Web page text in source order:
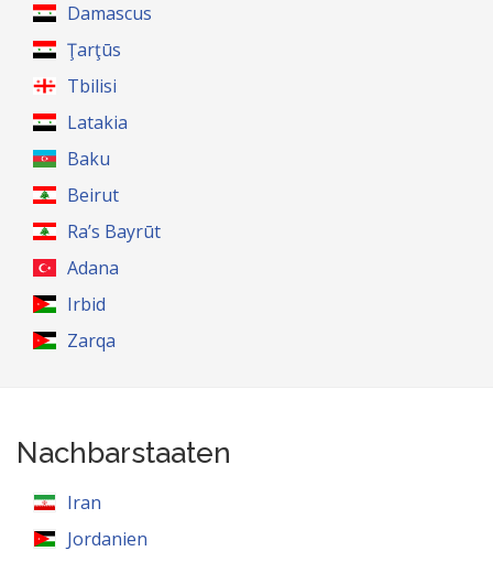
Damascus
Ţarţūs
Tbilisi
Latakia
Baku
Beirut
Ra’s Bayrūt
Adana
Irbid
Zarqa
Nachbarstaaten
Iran
Jordanien